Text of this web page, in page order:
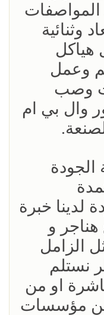
وثنائية
هياكل
وعمل
وصب
وال بي ام
لدينا خبرة
هناجر و
الزامل
نستلم
او من
من مؤسسات